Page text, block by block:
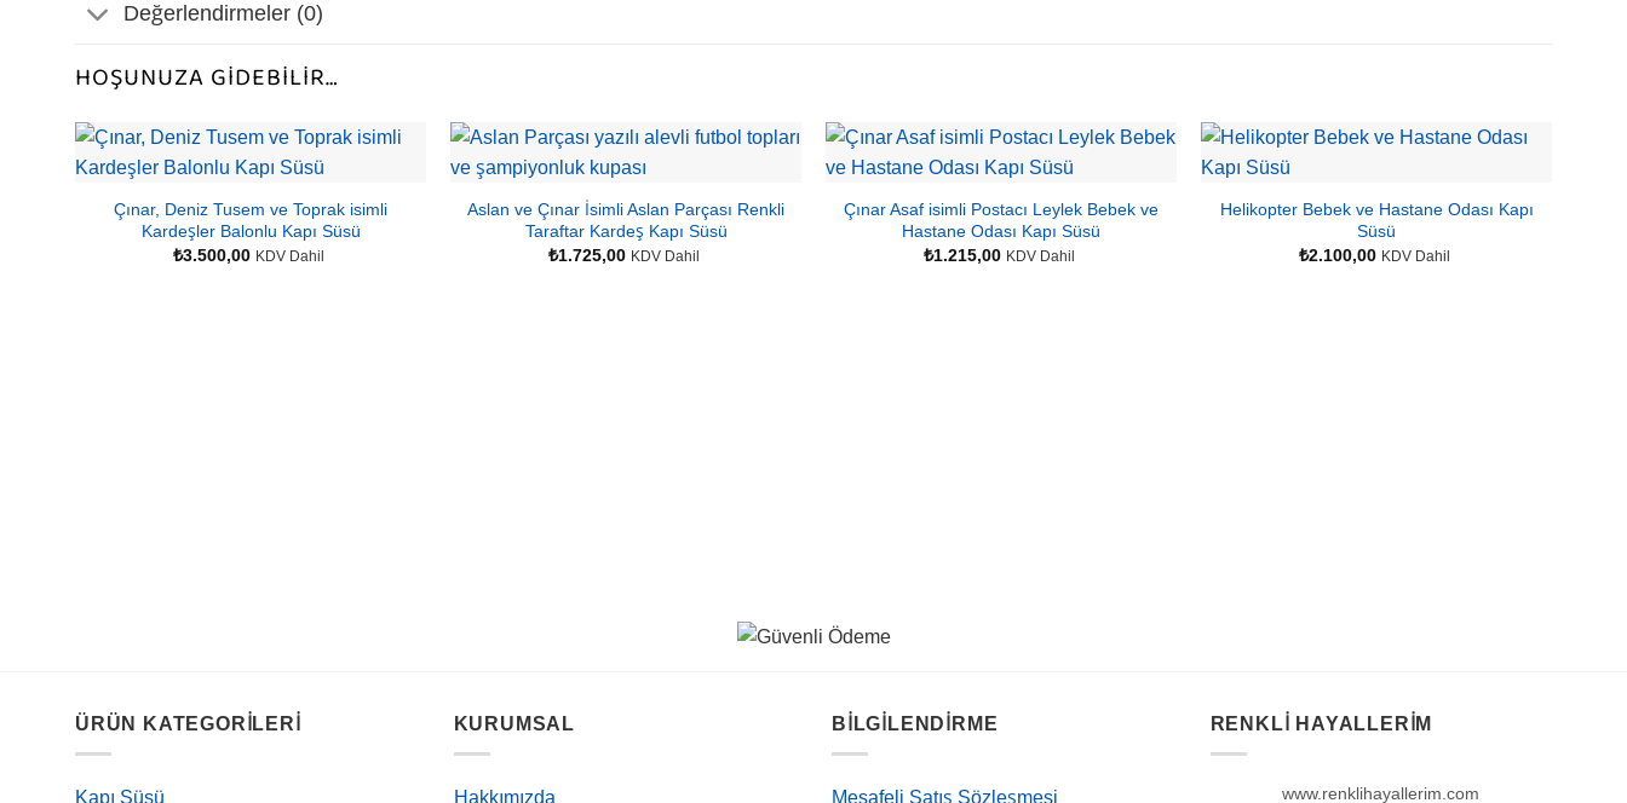
Değerlendirmeler (0)
HOŞUNUZA GIDEBILIR…
Çınar, Deniz Tusem ve Toprak isimli
Kardeşler Balonlu Kapı Süsü
₺3.500,00 KDV Dahil
Aslan ve Çınar İsimli Aslan Parçası Renkli
Taraftar Kardeş Kapı Süsü
₺1.725,00 KDV Dahil
Çınar Asaf isimli Postacı Leylek Bebek ve
Hastane Odası Kapı Süsü
₺1.215,00 KDV Dahil
Helikopter Bebek ve Hastane Odası Kapı
Süsü
₺2.100,00 KDV Dahil
ÜRÜN KATEGORILERI
Kapı Süsü
KURUMSAL
Hakkımızda
BILGILENDIRME
Mesafeli Satış Sözleşmesi
RENKLI HAYALLERIM
www.renklihayallerim.com